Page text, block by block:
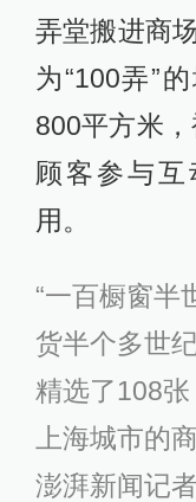
弄堂搬进商
为“100弄”
800平方米
顾客参与
用。
“一百橱窗半
货半个多世
精选了108
上海城市的
澎湃新闻记